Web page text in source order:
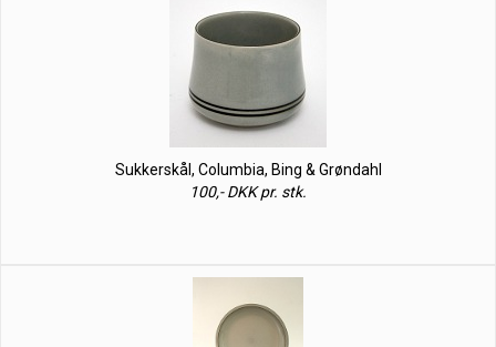
Sukkerskål, Columbia, Bing & Grøndahl
100,- DKK pr. stk.